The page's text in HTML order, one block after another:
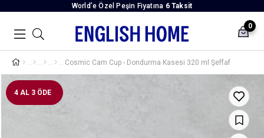
World’e Özel Peşin Fiyatına 6 Taksit
0
Cosmic Cam Cup - Dondurma Kasesi 320 ml Şeffaf
4 AL 3 ÖDE